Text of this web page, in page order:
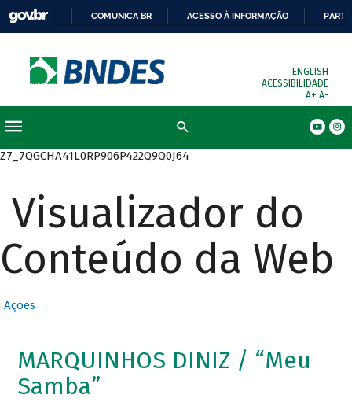
COMUNICA BR ACESSO À INFORMAÇÃO
ENGLISH
ACESSIBILIDADE
A+ A-
Z7_7QGCHA41L0RP906P422Q9Q0J64
Visualizador do
Conteúdo da Web
Ações
MARQUINHOS DINIZ / “Meu
Samba”